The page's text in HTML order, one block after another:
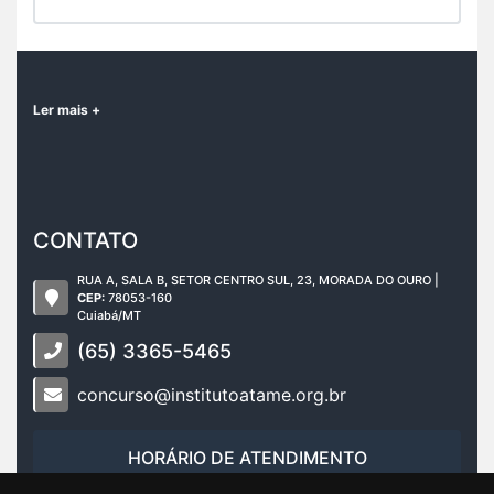
Ler mais +
CONTATO
RUA A, SALA B, SETOR CENTRO SUL, 23, MORADA DO OURO |
CEP: 78053-160
Cuiabá/MT
(65) 3365-5465
concurso@institutoatame.org.br
HORÁRIO DE ATENDIMENTO